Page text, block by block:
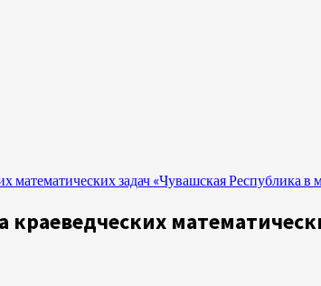
математических задач «Чувашская Республика в
краеведческих